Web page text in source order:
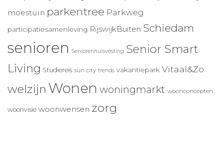
moestuin parkentree Parkweg
participatiesamenleving RijswijkBuiten Schiedam
senioren Seniorenhuisvesting Senior Smart
Living Studiereis sun city trends vakantiepark Vitaal&Zo
welzijn Wonen woningmarkt woonconcepten
woonvisie woonwensen zorg